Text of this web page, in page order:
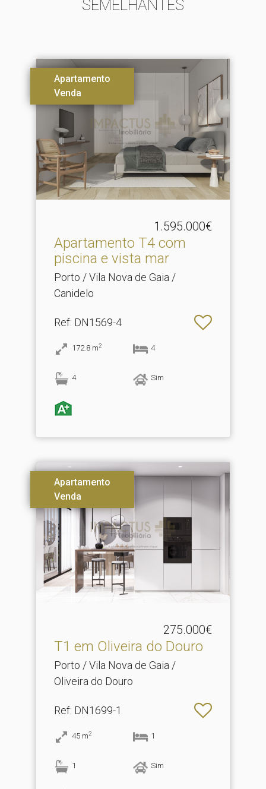
SEMELHANTES
Apartamento
Venda
1.595.000€
Apartamento T4 com
piscina e vista mar
Porto / Vila Nova de Gaia /
Canidelo
Ref: DN1569-4
172.8 m2 4
4 Sim
Apartamento
Venda
275.000€
T1 em Oliveira do Douro
Porto / Vila Nova de Gaia /
Oliveira do Douro
Ref: DN1699-1
45 m2 1
1 Sim